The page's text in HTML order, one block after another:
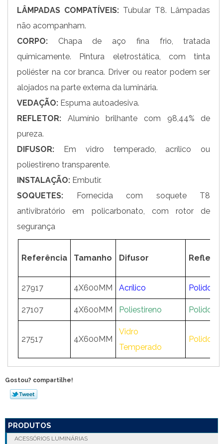
LÂMPADAS COMPATÍVEIS:Tubular T8. Lâmpadas
não acompanham.
CORPO: Chapa de aço fina frio, tratada
quimicamente. Pintura eletrostática, com tinta
poliéster na cor branca. Driver ou reator podem ser
alojados na parte externa da luminária.
VEDAÇÃO: Espuma autoadesiva.
REFLETOR: Alumínio brilhante com 98,44% de
pureza.
DIFUSOR: Em vidro temperado, acrílico ou
poliestireno transparente.
INSTALAÇÃO: Embutir.
SOQUETES: Fornecida com soquete T8
antivibratório em policarbonato, com rotor de
segurança
Referência Tamanho Difusor Refletor
27917 4X600MM Acrílico Polido
27107 4X600MM Poliestireno Polido
27517 4X600MM
Vidro
Temperado
Polido
Gostou? compartilhe!
PRODUTOS
ACESSÓRIOS LUMINÁRIAS